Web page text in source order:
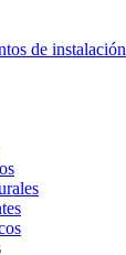
de instalación